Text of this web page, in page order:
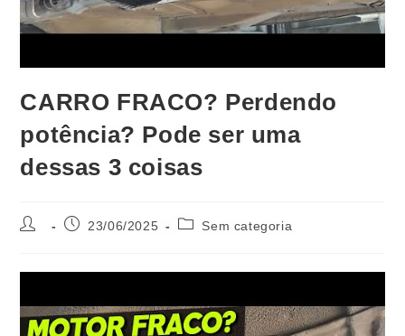
CARRO FRACO? Perdendo
potência? Pode ser uma
dessas 3 coisas
23/06/2025 Sem categoria